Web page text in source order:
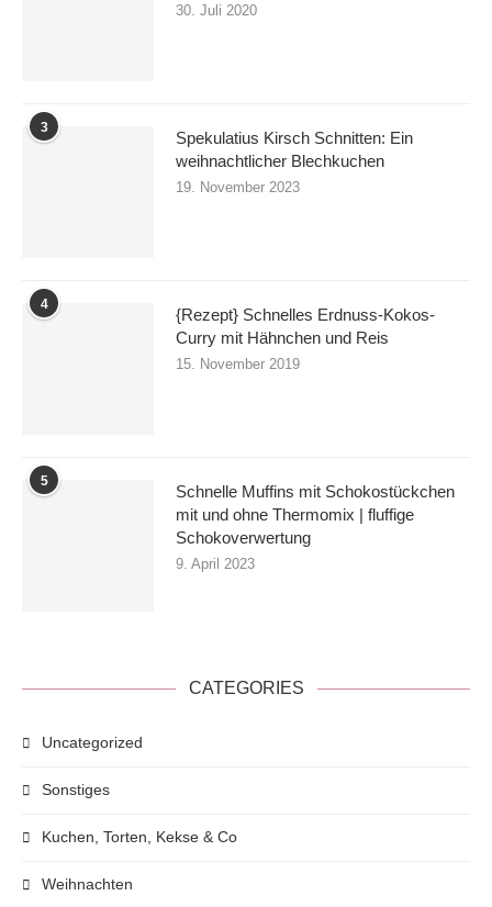
30. Juli 2020
3
Spekulatius Kirsch Schnitten: Ein
weihnachtlicher Blechkuchen
19. November 2023
4
{Rezept} Schnelles Erdnuss-Kokos-
Curry mit Hähnchen und Reis
15. November 2019
5
Schnelle Muffins mit Schokostückchen
mit und ohne Thermomix | fluffige
Schokoverwertung
9. April 2023
CATEGORIES
Uncategorized
Sonstiges
Kuchen, Torten, Kekse & Co
Weihnachten